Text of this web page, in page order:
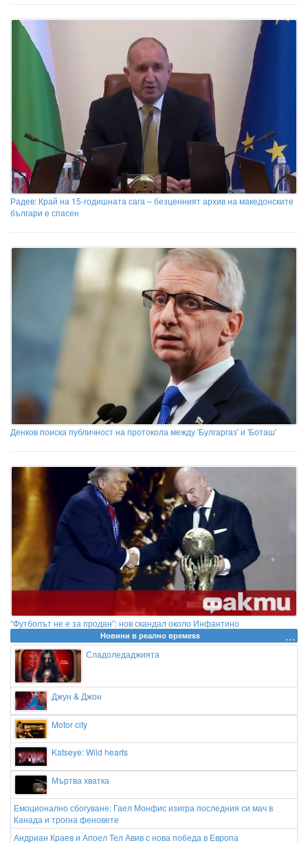
Радев: Край на 15-годишната сага – безценният архив на македонските
българи е спасен
Денков поиска публичност на протокола между 'Булгаргаз' и 'Боташ'
“Футболът не е за продан”: нов скандал около Инфантино
Новини в реално времеss
Сладоледаджията
Джун & Джон
Motor city
Katseye: Wild hearts
Мъртва хватка
Емоционално сбогуване: Гаел Монфис изигра последния си мач в
Канада и трогна феновете
Андриан Краев и Апоел Тел Авив с нова победа в Европа